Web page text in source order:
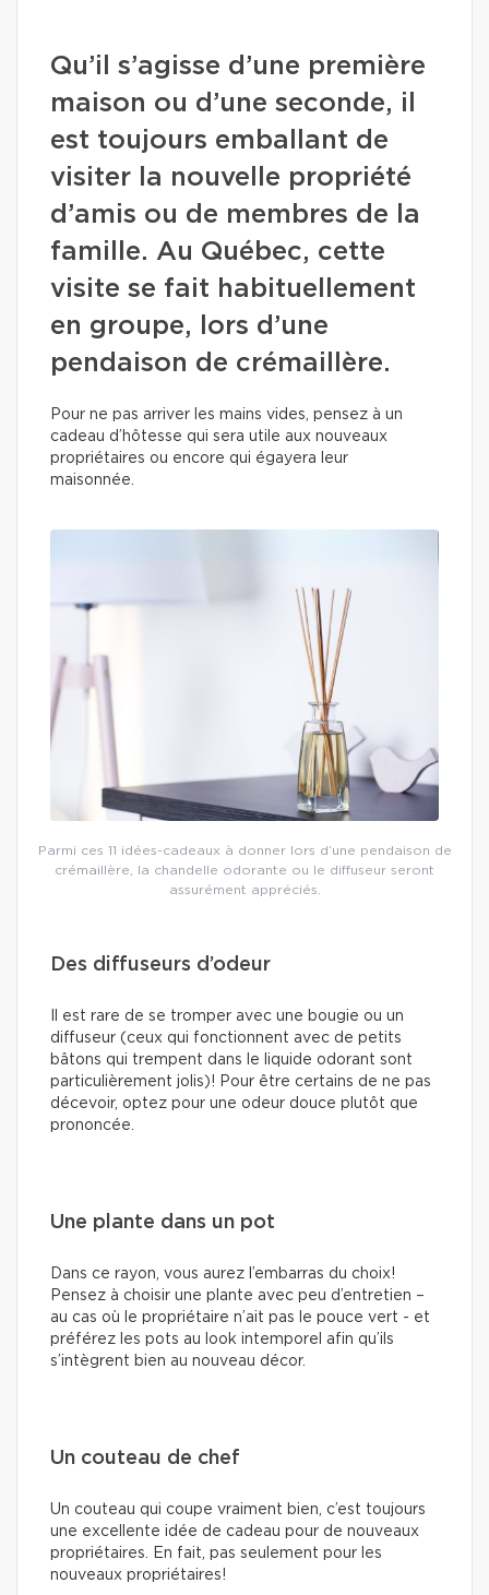
Qu’il s’agisse d’une première
maison ou d’une seconde, il
est toujours emballant de
visiter la nouvelle propriété
d’amis ou de membres de la
famille. Au Québec, cette
visite se fait habituellement
en groupe, lors d’une
pendaison de crémaillère.
Pour ne pas arriver les mains vides, pensez à un
cadeau d’hôtesse qui sera utile aux nouveaux
propriétaires ou encore qui égayera leur
maisonnée.
Parmi ces 11 idées-cadeaux à donner lors d’une pendaison de
crémaillère, la chandelle odorante ou le diffuseur seront
assurément appréciés.
Des diffuseurs d’odeur
Il est rare de se tromper avec une bougie ou un
diffuseur (ceux qui fonctionnent avec de petits
bâtons qui trempent dans le liquide odorant sont
particulièrement jolis)! Pour être certains de ne pas
décevoir, optez pour une odeur douce plutôt que
prononcée.
Une plante dans un pot
Dans ce rayon, vous aurez l’embarras du choix!
Pensez à choisir une plante avec peu d’entretien –
au cas où le propriétaire n’ait pas le pouce vert - et
préférez les pots au look intemporel afin qu’ils
s’intègrent bien au nouveau décor.
Un couteau de chef
Un couteau qui coupe vraiment bien, c’est toujours
une excellente idée de cadeau pour de nouveaux
propriétaires. En fait, pas seulement pour les
nouveaux propriétaires!